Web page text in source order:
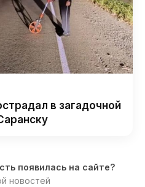
в загадочной
появилась на сайте?
новостей